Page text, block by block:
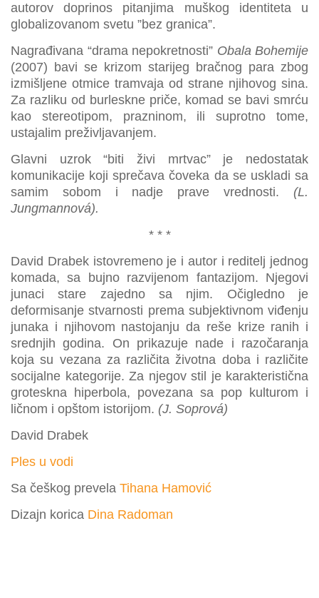
autorov doprinos pitanjima muškog identiteta u
globalizovanom svetu ”bez granica”.
Nagrađivana “drama nepokretnosti” Obala Bohemije
(2007) bavi se krizom starijeg bračnog para zbog
izmišljene otmice tramvaja od strane njihovog sina.
Za razliku od burleskne priče, komad se bavi smrću
kao stereotipom, prazninom, ili suprotno tome,
ustajalim preživljavanjem.
Glavni uzrok “biti živi mrtvac” je nedostatak
komunikacije koji sprečava čoveka da se uskladi sa
samim sobom i nadje prave vrednosti. (L.
Jungmannová).
* * *
David Drabek istovremeno je i autor i reditelj jednog
komada, sa bujno razvijenom fantazijom. Njegovi
junaci stare zajedno sa njim. Očigledno je
deformisanje stvarnosti prema subjektivnom viđenju
junaka i njihovom nastojanju da reše krize ranih i
srednjih godina. On prikazuje nade i razočaranja
koja su vezana za različita životna doba i različite
socijalne kategorije. Za njegov stil je karakteristična
groteskna hiperbola, povezana sa pop kulturom i
ličnom i opštom istorijom. (J. Soprová)
David Drabek
Ples u vodi
Sa češkog prevela Tihana Hamović
Dizajn korica Dina Radoman